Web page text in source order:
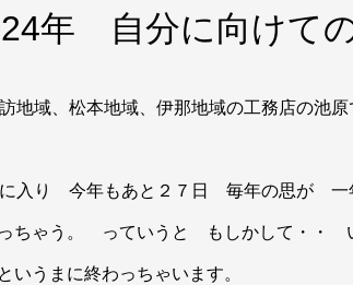
年 自分に向け
地域、松本地域、伊那地域の工務店の池
入り 今年もあと２７日 毎年の思が 一
ちゃう。 っていうと もしかして・・
いうまに終わっちゃいます。